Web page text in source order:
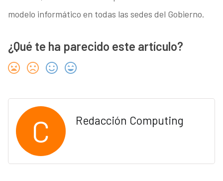
modelo informático en todas las sedes del Gobierno.
¿Qué te ha parecido este artículo?
C Redacción Computing